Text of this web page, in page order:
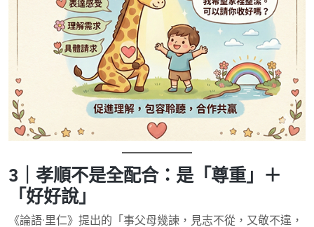
3｜孝順不是全配合：是「尊重」＋
「好好說」
《論語·里仁》提出的「事父母幾諫，見志不從，又敬不違，